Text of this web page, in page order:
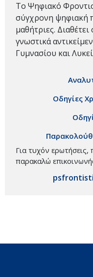
Το Ψηφιακό
σύγχρονη ψηφιακή
μαθήτριες.
γνωστικά
Γυμνασίου και
Οδηγίες
Για τυχόν ερωτήσεις,
παρακαλώ